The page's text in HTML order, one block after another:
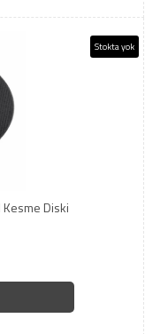
Stokta yok
Diski